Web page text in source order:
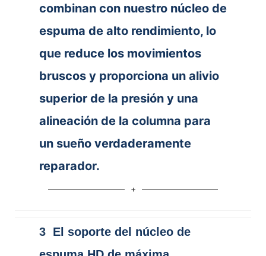
combinan con nuestro núcleo de
espuma de alto rendimiento, lo
que reduce los movimientos
bruscos y proporciona un alivio
superior de la presión y una
alineación de la columna para
un sueño verdaderamente
reparador.
3 El soporte del núcleo de